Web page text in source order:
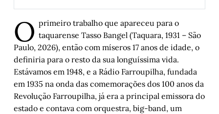
Ferreiros de Potengi e a cidade que não
dorme
por Daisson Flach
Sobre Tasso Bangel, por Arthur de Faria
Crônicas animais - A corda é o vínculo, por
Marília Kosby
Há par e ser: África e o Sul Global na Bienal
de Veneza, por Samantha Buglione
Espaço e tempo na era das plataformas:
contribuições de Milton Santos para
O primeiro trabalho que apareceu para o
taquarense Tasso Bangel (Taquara, 1931 – São
Paulo, 2026), então com míseros 17 anos de idade, o
definiria para o resto da sua longuíssima vida.
Estávamos em 1948, e a Rádio Farroupilha, fundada
em 1935 na onda das comemorações dos 100 anos da
Revolução Farroupilha, já era a principal emissora do
estado e contava com orquestra, big-band, um